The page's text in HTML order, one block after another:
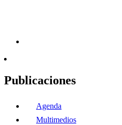
Publicaciones
Agenda
Multimedios